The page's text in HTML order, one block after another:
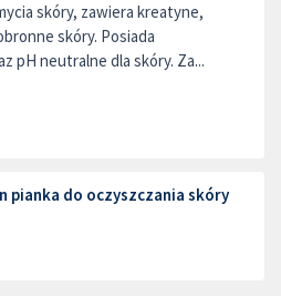
skóry, zawiera kreatyne,
skóry. Posiada
pH neutralne dla skóry. Za...
pianka do oczyszczania skóry